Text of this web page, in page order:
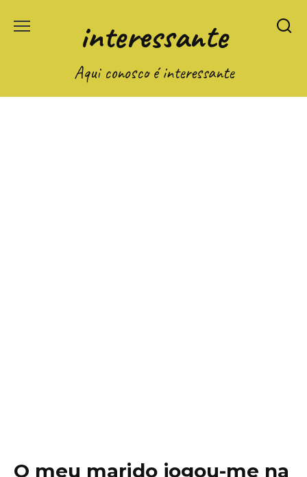
interessante
Aqui conosco é interessante
O meu marido jogou-me na